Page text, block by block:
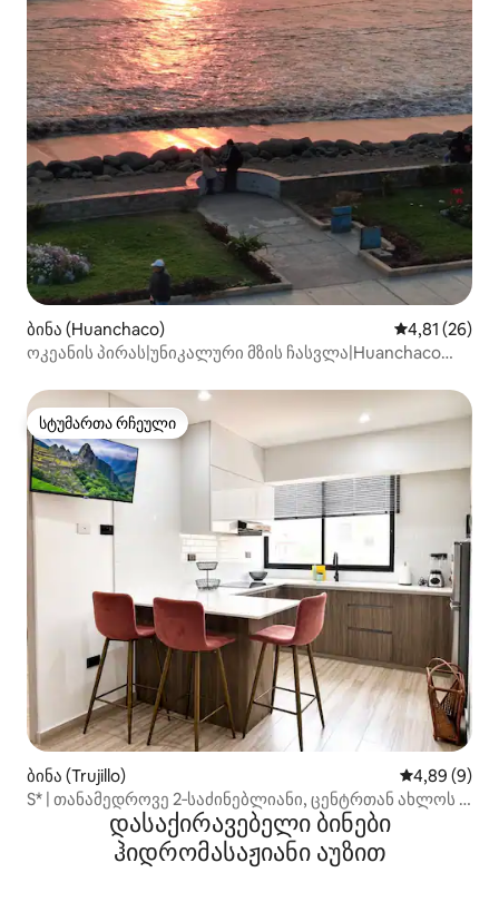
ბინა (Huanchaco) საშუალო
4,81 (26)
ოკეანის პირას|უნიკალური მზის ჩასვლა|Huanchaco
სტუმართა რჩეული
სტუმართა რჩეული
ბინა (Trujillo) საშუალო
4,89 (9)
S* | თანამედროვე 2‑საძინებლიანი, ცენტრთან ახლოს |
დამოუკიდებელი დაბინავება
დასაქირავებელი ბინები
ჰიდრომასაჟიანი აუზით